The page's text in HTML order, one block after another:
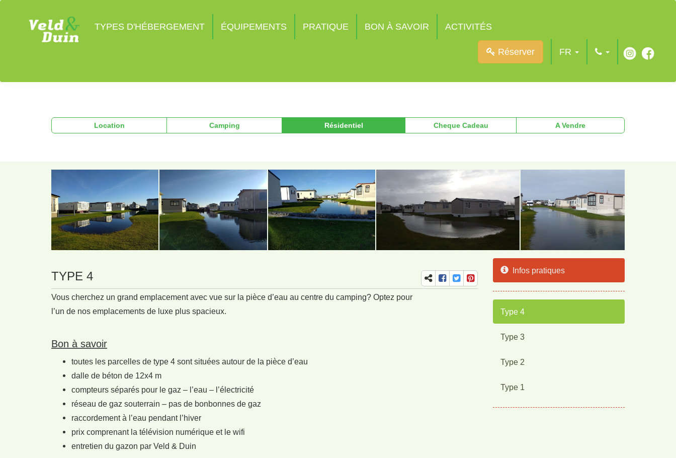
TYPES D'HÉBERGEMENT ÉQUIPEMENTS PRATIQUE BON À SAVOIR ACTIVITÉS
Réserver FR
Location Camping Résidentiel Cheque Cadeau A Vendre
TYPE 4
Vous cherchez un grand emplacement avec vue sur la pièce d’eau au centre du camping? Optez pour
l’un de nos emplacements de luxe plus spacieux.
Bon à savoir
toutes les parcelles de type 4 sont situées autour de la pièce d’eau
dalle de béton de 12x4 m
compteurs séparés pour le gaz – l’eau – l’électricité
réseau de gaz souterrain – pas de bonbonnes de gaz
raccordement à l’eau pendant l’hiver
prix comprenant la télévision numérique et le wifi
entretien du gazon par Veld & Duin
Infos pratiques
Type 4
Type 3
Type 2
Type 1